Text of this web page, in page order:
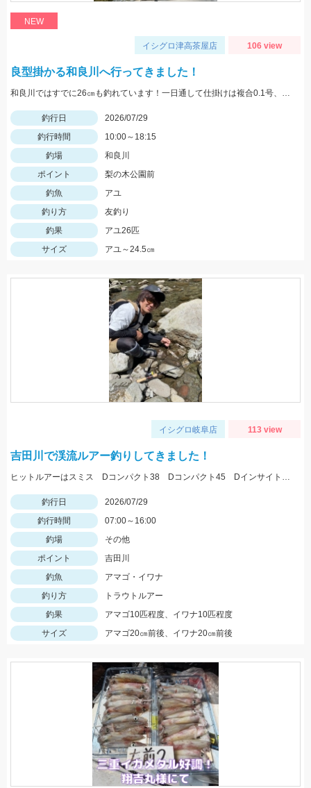
NEW
イシグロ津高茶屋店 106 view
良型掛かる和良川へ行ってきました！
和良川ではすでに26㎝も釣れています！一日通して仕掛けは複合0.1号、中ハリス1号、針7.5号を使用しました。
釣行日
2026/07/29
釣行時間
10:00～18:15
釣場
和良川
ポイント
梨の木公園前
釣魚
アユ
釣り方
友釣り
釣果
アユ26匹
サイズ
アユ～24.5㎝
イシグロ岐阜店 113 view
吉田川で渓流ルアー釣りしてきました！
ヒットルアーはスミス Dコンパクト38 Dコンパクト45 Dインサイト44 を使用。体高の良いアマゴ多く、楽しめました。
釣行日
2026/07/29
釣行時間
07:00～16:00
釣場
その他
ポイント
吉田川
釣魚
アマゴ・イワナ
釣り方
トラウトルアー
釣果
アマゴ10匹程度、イワナ10匹程度
サイズ
アマゴ20㎝前後、イワナ20㎝前後